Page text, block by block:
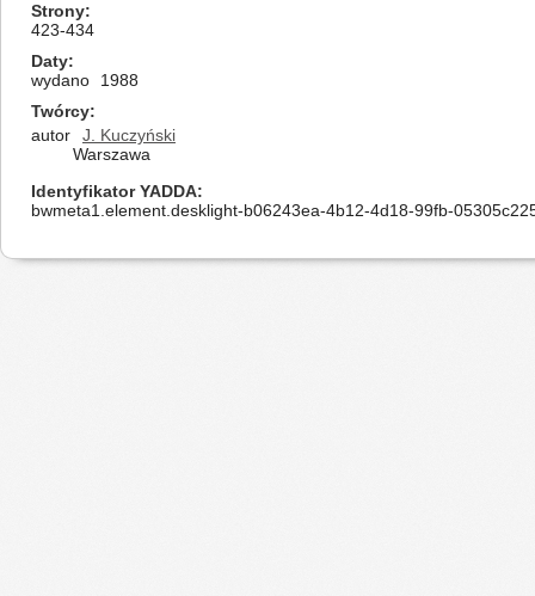
Strony
423-434
Daty
wydano
1988
Twórcy
autor
J. Kuczyński
Warszawa
Identyfikator YADDA
bwmeta1.element.desklight-b06243ea-4b12-4d18-99fb-